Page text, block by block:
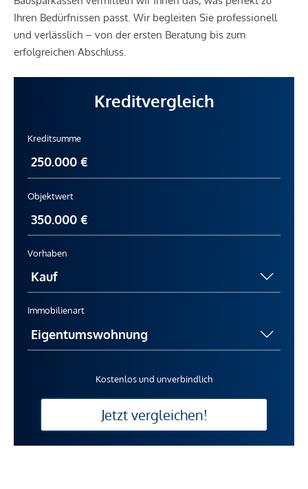
Ihren Bedürfnissen passt. Wir begleiten Sie professionell
und verlässlich – von der ersten Beratung bis zum
erfolgreichen Abschluss.
Kreditvergleich
Kreditsumme
Objektwert
Vorhaben
Immobilienart
Kostenlos und unverbindlich
Jetzt vergleichen!